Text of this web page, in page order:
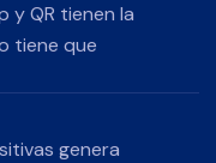
y QR tienen la
tiene que
genera